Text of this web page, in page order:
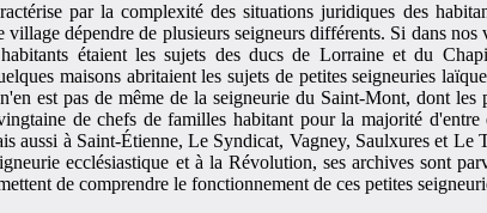
par la complexité des situations juridiques des
village dépendre de plusieurs seigneurs différents. Si dans nos
étaient les sujets des ducs de Lorraine et du
maisons abritaient les sujets de petites seigneuries
est pas de même de la seigneurie du Saint-Mont, dont les
de chefs de familles habitant pour la majorité d'entre
aussi à Saint-Étienne, Le Syndicat, Vagney, Saulxures et Le
ecclésiastique et à la Révolution, ses archives sont
de comprendre le fonctionnement de ces petites